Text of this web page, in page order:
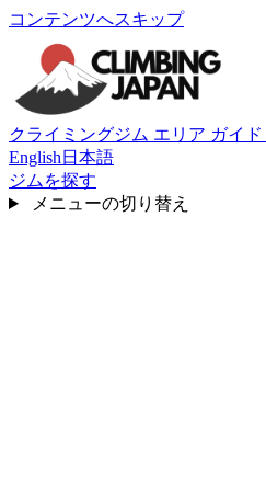
コンテンツへスキップ
クライミングジム エリア ガイド
English 日本語
ジムを探す
メニューの切り替え